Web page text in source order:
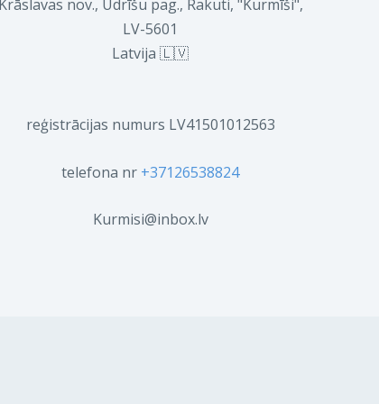
Krāslavas nov., Ūdrīšu pag., Rakuti, "Kurmīši",
LV-5601
Latvija 🇱🇻
reģistrācijas numurs LV41501012563
telefona nr +37126538824
Kurmisi@inbox.lv